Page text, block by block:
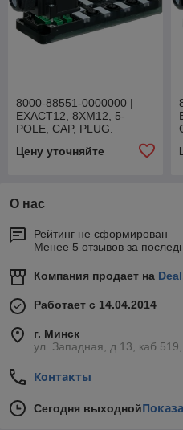
8000-88551-0000000 |
EXACT12, 8XM12, 5-
POLE, CAP, PLUG.
Цену уточняйте
О нас
Рейтинг не сформирован
Менее 5 отзывов за
Компания продает на
Работает с 14.04.2014
г. Минск
ул. Западная, д.13,
Контакты
Сегодня выходной